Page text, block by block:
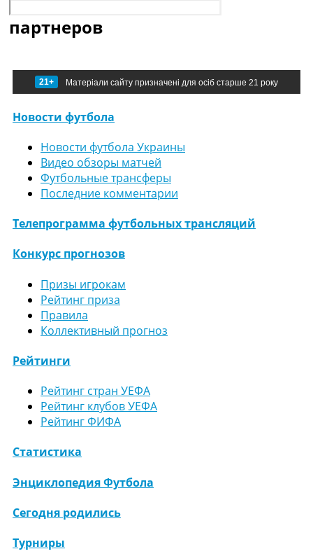
партнеров
21+ Матеріали сайту призначені для осіб старше 21 року
Новости футбола
Новости футбола Украины
Видео обзоры матчей
Футбольные трансферы
Последние комментарии
Телепрограмма футбольных трансляций
Конкурс прогнозов
Призы игрокам
Рейтинг приза
Правила
Коллективный прогноз
Рейтинги
Рейтинг стран УЕФА
Рейтинг клубов УЕФА
Рейтинг ФИФА
Статистика
Энциклопедия Футбола
Сегодня родились
Турниры